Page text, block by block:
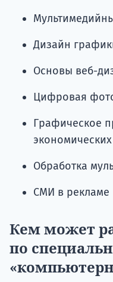
Дизайн
Основы веб-
Цифровая
Графическое
Обработка
СМИ в рекламе
Кем может
по